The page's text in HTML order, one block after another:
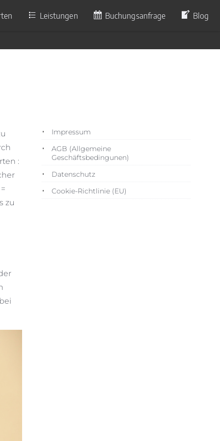
Leistungen Buchungsanfrage Blog
:
zu
Impressum
AGB (Allgemeine
Geschäftsbedingunen)
Datenschutz
Cookie-Richtlinie (EU)